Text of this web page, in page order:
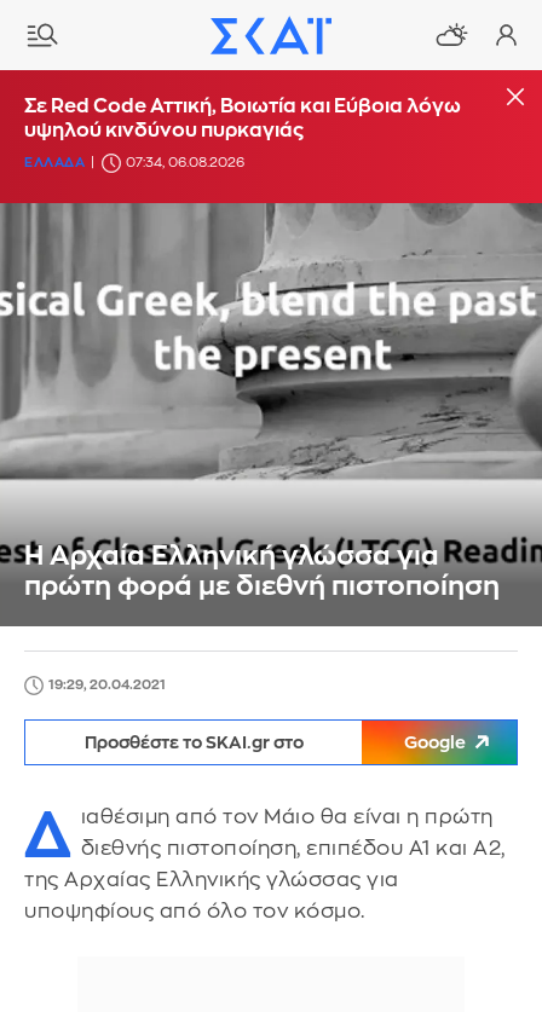
Σε Red Code Αττική, Βοιωτία και Εύβοια λόγω
υψηλού κινδύνου πυρκαγιάς
ΕΛΛΑΔΑ 07:34, 06.08.2026
Η Αρχαία Ελληνική γλώσσα για
πρώτη φορά με διεθνή πιστοποίηση
19:29, 20.04.2021
Προσθέστε το SKAI.gr στο Google
Δ ιαθέσιμη από τον Μάιο θα είναι η πρώτη
διεθνής πιστοποίηση, επιπέδου Α1 και Α2,
της Αρχαίας Ελληνικής γλώσσας για
υποψηφίους από όλο τον κόσμο.